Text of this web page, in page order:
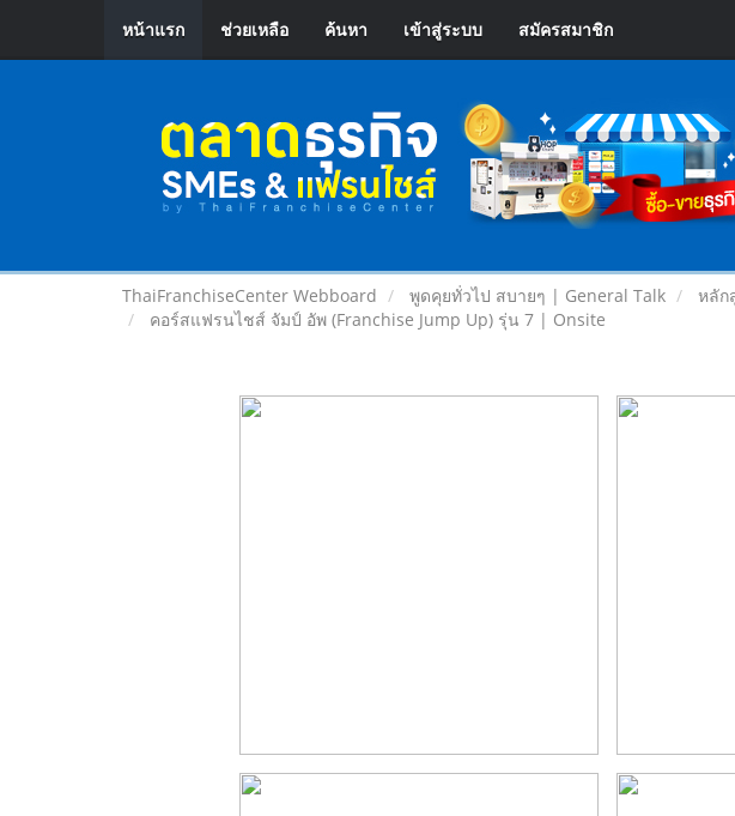
หน้าแรก ช่วยเหลือ ค้นหา เข้าสู่ระบบ สมัครสมาชิก
ThaiFranchiseCenter Webboard พูดคุยทั่วไป สบายๆ | General Talk
หลัก
คอร์สแฟรนไชส์ จัมป์ อัพ (Franchise Jump Up) รุ่น 7 | Onsite